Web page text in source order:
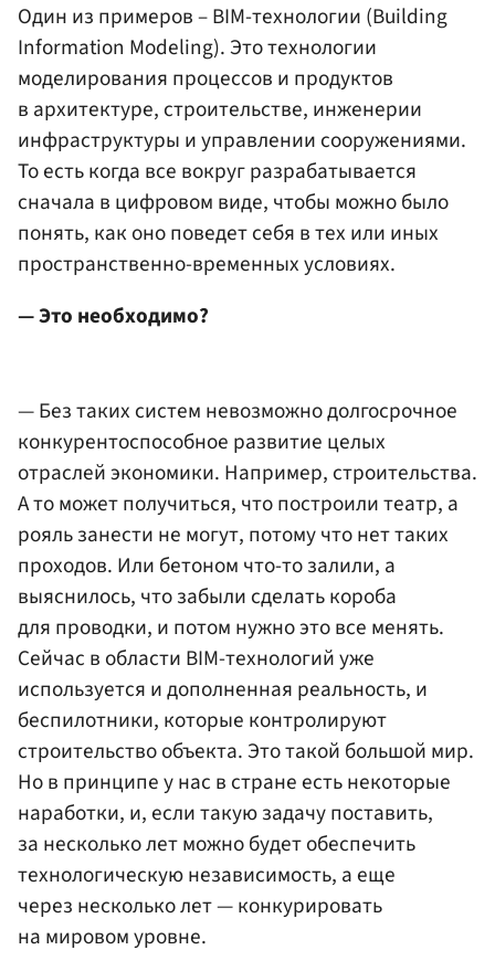
Один из примеров – BIM-технологии (Building
Information Modeling). Это технологии
моделирования процессов и продуктов
в архитектуре, строительстве, инженерии
инфраструктуры и управлении сооружениями.
То есть когда все вокруг разрабатывается
сначала в цифровом виде, чтобы можно было
понять, как оно поведет себя в тех или иных
пространственно-временных условиях.
— Это необходимо?
— Без таких систем невозможно долгосрочное
конкурентоспособное развитие целых
отраслей экономики. Например, строительства.
А то может получиться, что построили театр, а
рояль занести не могут, потому что нет таких
проходов. Или бетоном что-то залили, а
выяснилось, что забыли сделать короба
для проводки, и потом нужно это все менять.
Сейчас в области BIM-технологий уже
используется и дополненная реальность, и
беспилотники, которые контролируют
строительство объекта. Это такой большой мир.
Но в принципе у нас в стране есть некоторые
наработки, и, если такую задачу поставить,
за несколько лет можно будет обеспечить
технологическую независимость, а еще
через несколько лет — конкурировать
на мировом уровне.